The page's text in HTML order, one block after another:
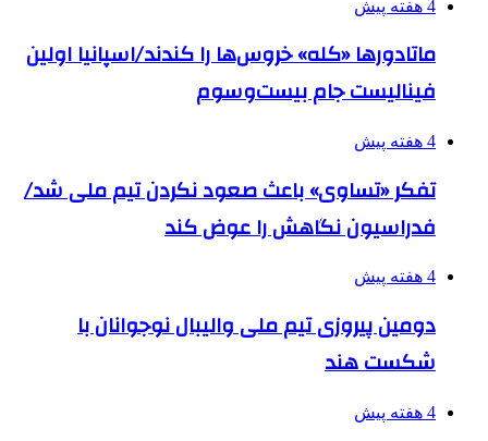
4 هفته پیش
ماتادورها «کله» خروس‌ها را کندند/اسپانیا اولین
فینالیست جام بیست‌وسوم
4 هفته پیش
تفکر «تساوی» باعث صعود نکردن تیم ملی شد/
فدراسیون نگاهش را عوض کند
4 هفته پیش
دومین پیروزی تیم ملی والیبال نوجوانان با
شکست هند
4 هفته پیش